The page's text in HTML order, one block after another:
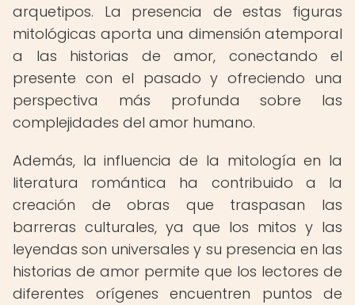
arquetipos. La presencia de estas figuras
mitológicas aporta una dimensión atemporal
a las historias de amor, conectando el
presente con el pasado y ofreciendo una
perspectiva más profunda sobre las
complejidades del amor humano.
Además, la influencia de la mitología en la
literatura romántica ha contribuido a la
creación de obras que traspasan las
barreras culturales, ya que los mitos y las
leyendas son universales y su presencia en las
historias de amor permite que los lectores de
diferentes orígenes encuentren puntos de